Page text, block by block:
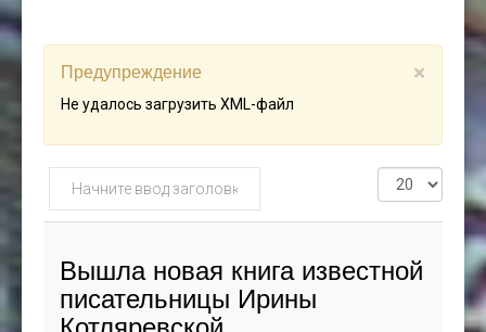
×
Предупреждение
Не удалось загрузить XML-файл
Начните
ввод
метки
Кол-
во
Вышла новая книга известной
писательницы Ирины